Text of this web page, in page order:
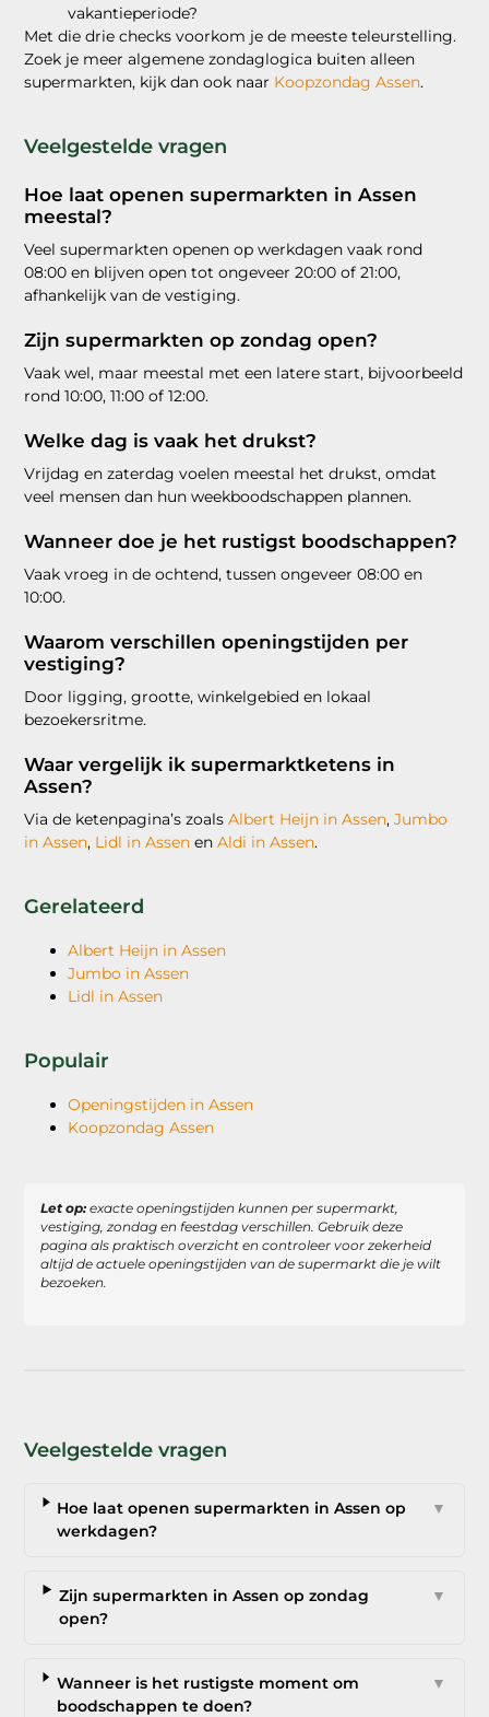
vakantieperiode?
Met die drie checks voorkom je de meeste teleurstelling.
Zoek je meer algemene zondaglogica buiten alleen
supermarkten, kijk dan ook naar Koopzondag Assen.
Veelgestelde vragen
Hoe laat openen supermarkten in Assen
meestal?
Veel supermarkten openen op werkdagen vaak rond
08:00 en blijven open tot ongeveer 20:00 of 21:00,
afhankelijk van de vestiging.
Zijn supermarkten op zondag open?
Vaak wel, maar meestal met een latere start, bijvoorbeeld
rond 10:00, 11:00 of 12:00.
Welke dag is vaak het drukst?
Vrijdag en zaterdag voelen meestal het drukst, omdat
veel mensen dan hun weekboodschappen plannen.
Wanneer doe je het rustigst boodschappen?
Vaak vroeg in de ochtend, tussen ongeveer 08:00 en
10:00.
Waarom verschillen openingstijden per
vestiging?
Door ligging, grootte, winkelgebied en lokaal
bezoekersritme.
Waar vergelijk ik supermarktketens in
Assen?
Via de ketenpagina’s zoalsAlbert Heijn in Assen,Jumbo
in Assen, Lidl in Assen enAldi in Assen.
Gerelateerd
Albert Heijn in Assen
Jumbo in Assen
Lidl in Assen
Populair
Openingstijden in Assen
Koopzondag Assen
Let op: exacte openingstijden kunnen per supermarkt,
vestiging, zondag en feestdag verschillen. Gebruik deze
pagina als praktisch overzicht en controleer voor zekerheid
altijd de actuele openingstijden van de supermarkt die je wilt
bezoeken.
Veelgestelde vragen
Hoe laat openen supermarkten in Assen op
werkdagen?
▼
Zijn supermarkten in Assen op zondag
open?
▼
Wanneer is het rustigste moment om
boodschappen te doen?
▼